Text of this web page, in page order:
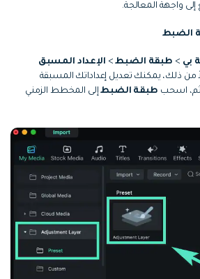
واجهة المعالجة.
بي > طبقة الضبط> الإعداد المسبق
من ذلك، يمكنك تعديل إعداداتك المسبقة
اسحب طبقة الضبطإلى المخطط الزمني